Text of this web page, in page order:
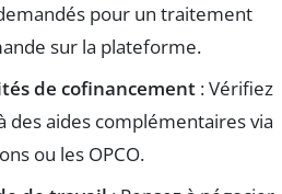
pour un traitement
sur la plateforme.
de cofinancement : Vérifiez
des aides complémentaires via
ou les OPCO.